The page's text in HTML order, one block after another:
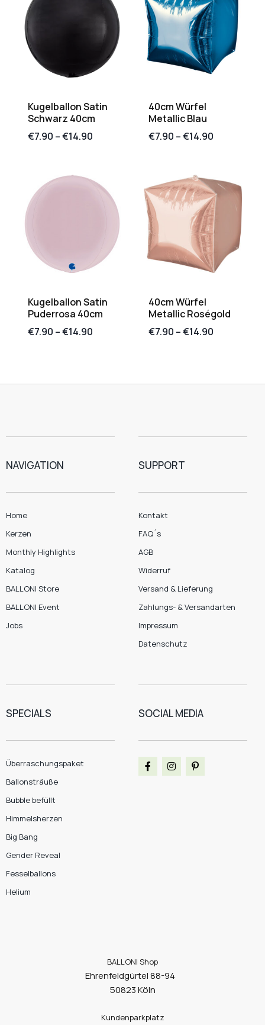
Kugelballon Satin
Schwarz 40cm
€7.90 –€14.90
40cm Würfel
Metallic Blau
€7.90 –€14.90
Kugelballon Satin
Puderrosa 40cm
€7.90 –€14.90
40cm Würfel
Metallic Roségold
€7.90 –€14.90
NAVIGATION
Home
Kerzen
Monthly Highlights
Katalog
BALLONI Store
BALLONI Event
Jobs
SUPPORT
Kontakt
FAQ´s
AGB
Widerruf
Versand & Lieferung
Zahlungs- & Versandarten
Impressum
Datenschutz
SPECIALS
Überraschungspaket
Ballonsträuße
Bubble befüllt
Himmelsherzen
Big Bang
Gender Reveal
Fesselballons
Helium
SOCIAL MEDIA
BALLONI Shop
Ehrenfeldgürtel 88-94
50823 Köln
Kundenparkplatz